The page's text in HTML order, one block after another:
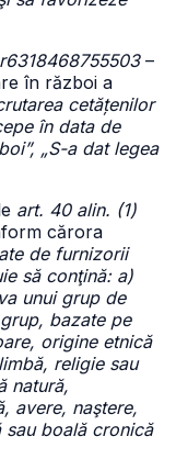
–
în război a
cetățenilor
în data de
„S-a dat legea
art. 40 alin. (1)
cărora
de furnizorii
să conţină: a)
unui grup de
bazate pe
origine etnică
religie sau
natură,
avere, naştere,
boală cronică